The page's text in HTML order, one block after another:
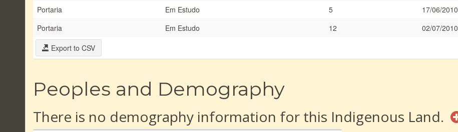
Portaria
Em Estudo 5 17/06/2010
Portaria
Em Estudo 12 02/07/2010
Export to CSV
Peoples and Demography
There is no demography information for this Indigenous Land.